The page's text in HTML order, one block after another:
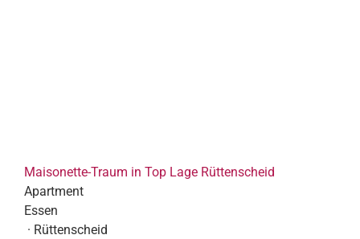
Maisonette-Traum in Top Lage Rüttenscheid
Apartment
Essen
· Rüttenscheid